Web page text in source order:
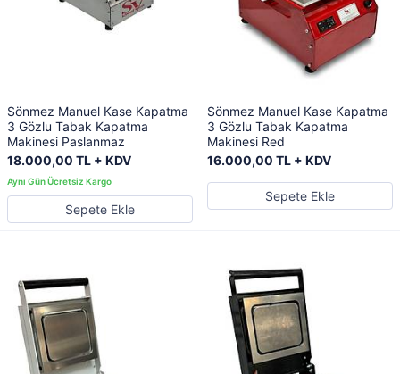
Sönmez Manuel Kase Kapatma
3 Gözlu Tabak Kapatma
Makinesi Paslanmaz
18.000,00 TL + KDV
Sepete Ekle
Sönmez Manuel Kase Kapatma
3 Gözlu Tabak Kapatma
Makinesi Red
16.000,00 TL + KDV
Sepete Ekle